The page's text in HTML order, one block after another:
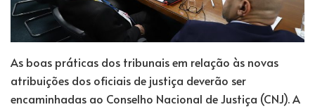
As boas práticas dos tribunais em relação às novas
atribuições dos oficiais de justiça deverão ser
encaminhadas ao Conselho Nacional de Justiça (CNJ). A